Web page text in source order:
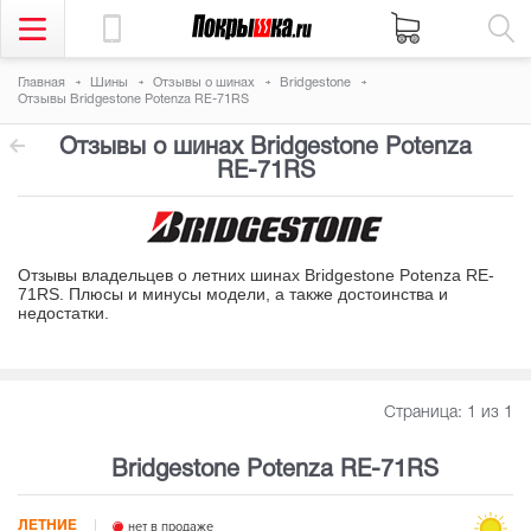
Главная Шины Отзывы о шинах
Bridgestone
Отзывы Bridgestone Potenza RE-71RS
Отзывы о шинах Bridgestone Potenza
RE-71RS
Отзывы владельцев о летних шинах Bridgestone Potenza RE-
71RS. Плюсы и минусы модели, а также достоинства и
недостатки
Страница: 1 из 1
Bridgestone Potenza RE-71RS
ЛЕТНИЕ нет в продаже